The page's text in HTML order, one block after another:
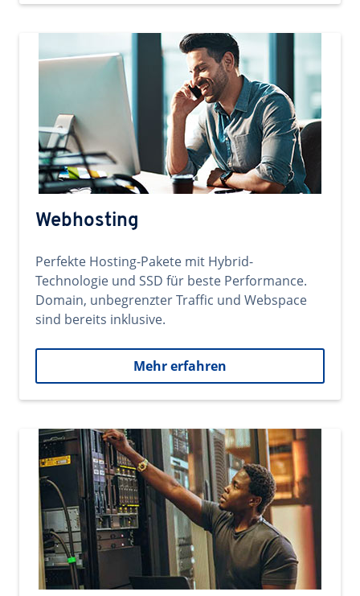
Webhosting
Perfekte Hosting-Pakete mit Hybrid-
Technologie und SSD für beste Performance.
Domain, unbegrenzter Traffic und Webspace
sind bereits inklusive.
Mehr erfahren